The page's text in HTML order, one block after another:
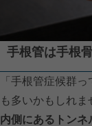
手根管は手根
「手根管症候群
も多いかもしれま
内側にあるトンネ